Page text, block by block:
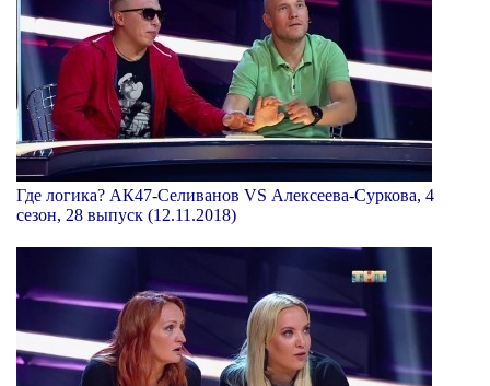
Где логика? АК47-Селиванов VS Алексеева-Суркова, 4
сезон, 28 выпуск (12.11.2018)